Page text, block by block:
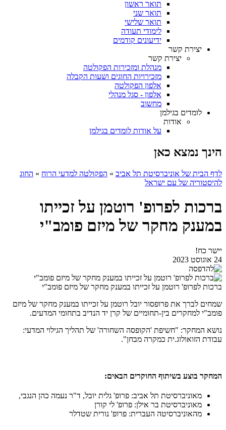
תואר ראשון
תואר שני
תואר שלישי
לימודי תעודה
ידיעונים קודמים
יצירת קשר
יצירת קשר
מנהלת ומזכירות הפקולטה
מזכירויות החוגים ושעות הקבלה
אלפון הפקולטה
אלפון - סגל מנהלי
מחשוב
לומדים בגילמן
אודות
על אודות לומדים בגילמן
הינך נמצא כאן
לדף הבית של אוניברסיטת תל אביב » הפקולטה למדעי הרוח » החוג
להיסטוריה של עם ישראל
ברכות לפרופ' רוטמן על זכייתו
במענק מחקר של מיזם פומב"י
יישר כח!
24 אוגוסט 2023
ברכות לפרופ' רוטמן על זכייתו במענק מחקר של מיזם פומב"י
שמחים לברך את פרופסור יובל רוטמן על זכייתו במענק מחקר של מיזם
פומב"י למחקרים בין-תחומיים של קרן יד הנדיב בתחומי המדעים.
נושא המחקר: "חשיפת 'הקופסה השחורה' של תהליך הגילוי המדעי:
עבודת הזואולוג.ית כמקרה מבחן".
המחקר בוצע בשיתוף החוקרים הבאים:
מאוניברסיטת תל אביב: פרופ' גלית יובל, ד"ר נעמה כהן הנגבי,
מאוניברסיטת בר אילן: פרופ' לי קורן
מהאוניברסיטה העברית: פרופ' נורית שטדלר